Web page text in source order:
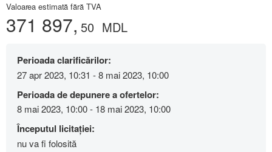
Valoarea estimată fără TVA
371 897, 50 MDL
Perioada clarificărilor:
27 apr 2023, 10:31 - 8 mai 2023, 10:00
Perioada de depunere a ofertelor:
8 mai 2023, 10:00 - 18 mai 2023, 10:00
Începutul licitației:
nu va fi folosită